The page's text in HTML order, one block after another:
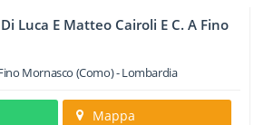
Luca E Matteo Cairoli E C. A Fino
Mornasco (Como) -Lombardia
Mappa